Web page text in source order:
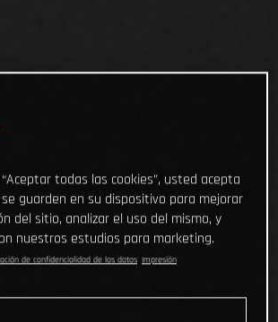
todas las cookies”, usted acepta
guarden en su dispositivo para mejorar
del sitio, analizar el uso del mismo, y
nuestros estudios para marketing.
de confidencialidad de los datos Impresión